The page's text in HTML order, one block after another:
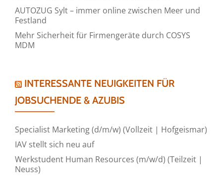
AUTOZUG Sylt – immer online zwischen Meer und
Festland
Mehr Sicherheit für Firmengeräte durch COSYS
MDM
INTERESSANTE NEUIGKEITEN FÜR
JOBSUCHENDE & AZUBIS
Specialist Marketing (d/m/w) (Vollzeit | Hofgeismar)
IAV stellt sich neu auf
Werkstudent Human Resources (m/w/d) (Teilzeit |
Neuss)